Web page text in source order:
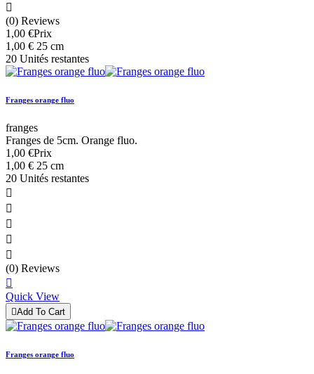

(0) Reviews
1,00 €Prix
1,00 € 25 cm
20 Unités restantes
Franges orange fluo
franges
Franges de 5cm. Orange fluo.
1,00 €Prix
1,00 € 25 cm
20 Unités restantes





(0) Reviews

Quick View
Add To Cart
Franges orange fluo